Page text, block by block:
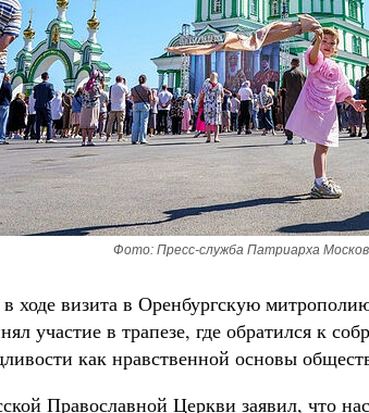
Фото: Пресс-служба Патриарха
в ходе визита в Оренбургскую
участие в трапезе, где обратился к
как нравственной основы
Православной Церкви заявил, что